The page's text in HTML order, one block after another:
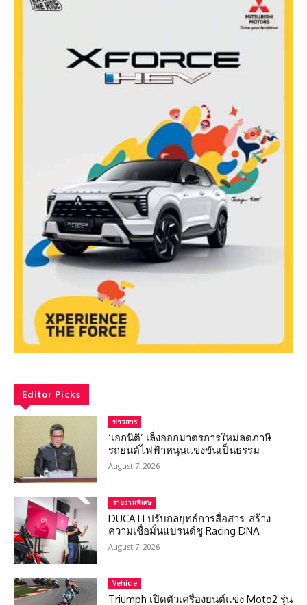
Editor Picks
ข่าวสาร
‘เอกนิติ’ เล็งออกมาตรการใหม่ลดภาษี
รถยนต์ไฟฟ้าหนุนแข่งขันเป็นธรรม
August 7, 2026
รายงานพิเศษ
DUCATI ปรับกลยุทธ์การสื่อสาร-สร้าง
ความเชื่อมั่นแบรนด์ชู Racing DNA
August 7, 2026
Vehicle
Triumph เปิดตัวเครื่องยนต์แข่ง Moto2 รุ่น